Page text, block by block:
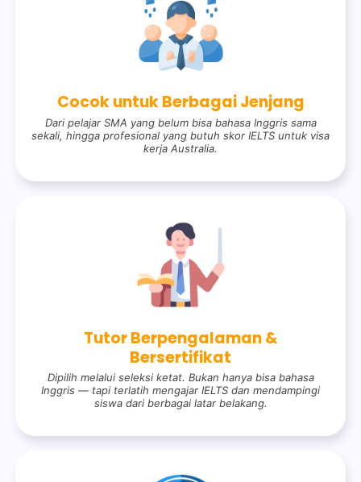
Cocok untuk Berbagai Jenjang
Dari pelajar SMA yang belum bisa bahasa Inggris sama
sekali, hingga profesional yang butuh skor IELTS untuk visa
kerja Australia.
Tutor Berpengalaman &
Bersertifikat
Dipilih melalui seleksi ketat. Bukan hanya bisa bahasa
Inggris — tapi terlatih mengajar IELTS dan mendampingi
siswa dari berbagai latar belakang.